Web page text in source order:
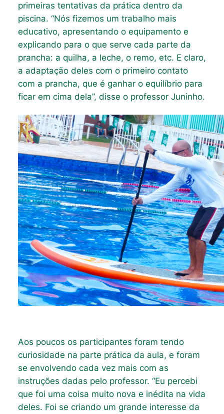
primeiras tentativas da prática dentro da
piscina. “Nós fizemos um trabalho mais
educativo, apresentando o equipamento e
explicando para o que serve cada parte da
prancha: a quilha, a leche, o remo, etc. E claro,
a adaptação deles com o primeiro contato
com a prancha, que é ganhar o equilíbrio para
ficar em cima dela”, disse o professor Juninho.
Aos poucos os participantes foram tendo
curiosidade na parte prática da aula, e foram
se envolvendo cada vez mais com as
instruções dadas pelo professor. “Eu percebi
que foi uma coisa muito nova e inédita na vida
deles. Foi se criando um grande interesse da